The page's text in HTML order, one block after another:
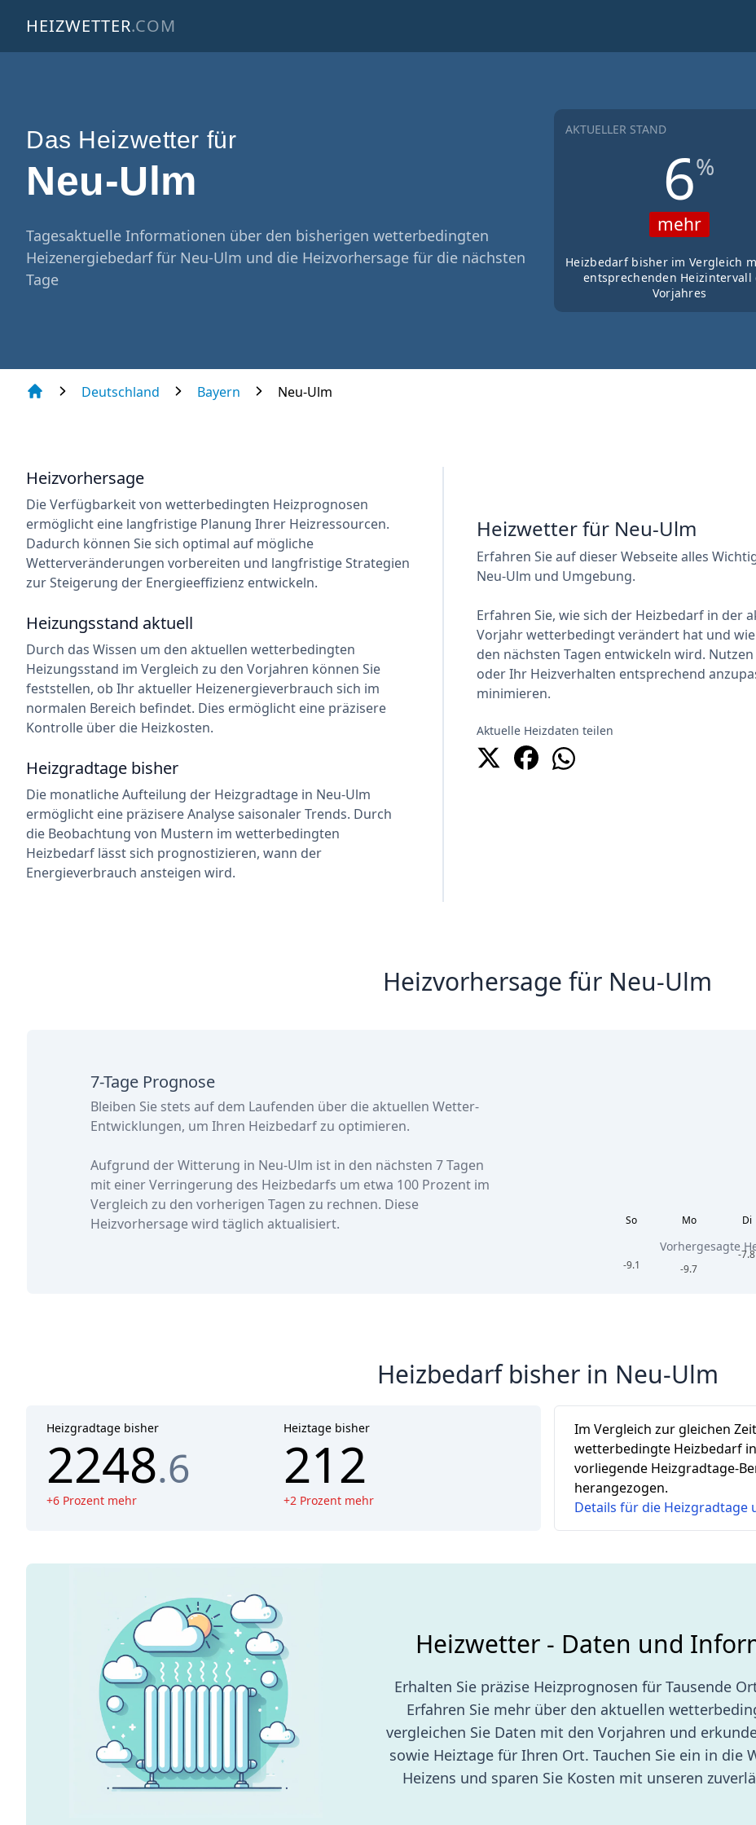
HEIZWETTER.COM
Das Heizwetter für
Neu-Ulm
Tagesaktuelle Informationen über den bisherigen wetterbedingten
Heizenergiebedarf für Neu-Ulm und die Heizvorhersage für die nächsten
Tage
AKTUELLER STAND
6%
mehr
Heizbedarf bisher im Vergleich
entsprechenden Heizintervall
Vorjahres
Deutschland Bayern Neu-Ulm
Heizwetter für Neu-Ulm
Erfahren Sie auf dieser Webseite alles
Neu-Ulm und Umgebung.
Erfahren Sie, wie sich der Heizbedarf in der
Vorjahr wetterbedingt verändert hat und
den nächsten Tagen entwickeln wird.
oder Ihr Heizverhalten entsprechend
minimieren.
Aktuelle Heizdaten teilen
Heizvorhersage
Die Verfügbarkeit von wetterbedingten Heizprognosen
ermöglicht eine langfristige Planung Ihrer Heizressourcen.
Dadurch können Sie sich optimal auf mögliche
Wetterveränderungen vorbereiten und langfristige Strategien
zur Steigerung der Energieeffizienz entwickeln.
Heizungsstand aktuell
Durch das Wissen um den aktuellen wetterbedingten
Heizungsstand im Vergleich zu den Vorjahren können Sie
feststellen, ob Ihr aktueller Heizenergieverbrauch sich im
normalen Bereich befindet. Dies ermöglicht eine präzisere
Kontrolle über die Heizkosten.
Heizgradtage bisher
Die monatliche Aufteilung der Heizgradtage in Neu-Ulm
ermöglicht eine präzisere Analyse saisonaler Trends. Durch
die Beobachtung von Mustern im wetterbedingten
Heizbedarf lässt sich prognostizieren, wann der
Energieverbrauch ansteigen wird.
Heizvorhersage für Neu-Ulm
7-Tage Prognose
Bleiben Sie stets auf dem Laufenden über die aktuellen Wetter-
Entwicklungen, um Ihren Heizbedarf zu optimieren.
Aufgrund der Witterung in Neu-Ulm ist in den nächsten 7 Tagen
mit einer Verringerung des Heizbedarfs um etwa 100 Prozentim
Vergleich zu den vorherigen Tagen zu rechnen. Diese
Heizvorhersage wird täglich aktualisiert.
So
-9.1
Mo
-9.7
Di
-7.8
Vorhergesagte
Heizbedarf bisher in Neu-Ulm
Heizgradtage bisher
2248.6
+6 Prozent mehr
Heiztage bisher
212
+2 Prozent mehr
Im Vergleich zur gleichen
wetterbedingte Heizbedarf
vorliegende Heizgradtage-
herangezogen.
Details für die Heizgradtage
Heizwetter - Daten und
Erhalten Sie präzise Heizprognosen für Tausende
Erfahren Sie mehr über den aktuellen
vergleichen Sie Daten mit den Vorjahren und
sowie Heiztage für Ihren Ort. Tauchen Sie ein in die
Heizens und sparen Sie Kosten mit unseren